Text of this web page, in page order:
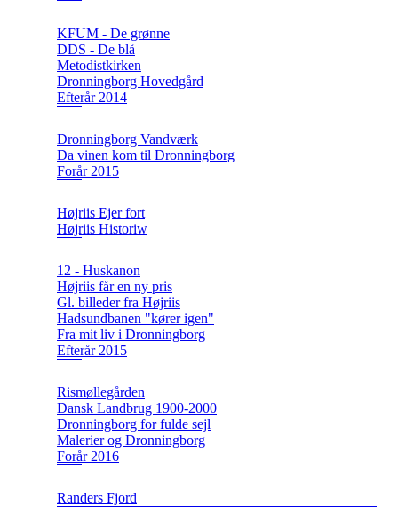
KFUM - De grønne
DDS - De blå
Metodistkirken
Dronningborg Hovedgård
Efterår 2014
Dronningborg Vandværk
Da vinen kom til Dronningborg
Forår 2015
Højriis Ejer fort
Højriis Historiw
12 - Huskanon
Højriis får en ny pris
Gl. billeder fra Højriis
Hadsundbanen "kører igen"
Fra mit liv i Dronningborg
Efterår 2015
Rismøllegården
Dansk Landbrug 1900-2000
Dronningborg for fulde sejl
Malerier og Dronningborg
Forår 2016
Randers Fjord